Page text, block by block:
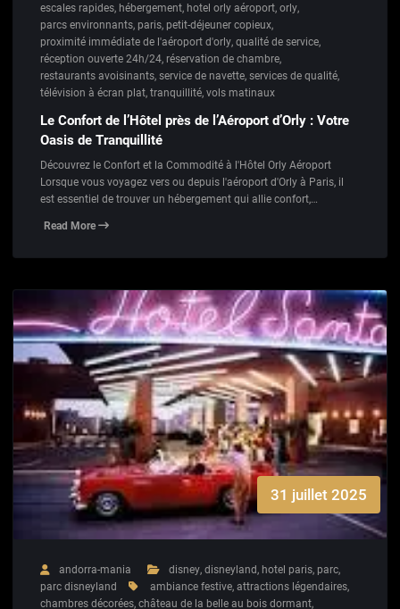
escales rapides, hébergement, hotel orly aéroport, orly,
parcs environnants, paris, petit-déjeuner copieux,
proximité immédiate de l'aéroport d'orly, qualité de service,
réception ouverte 24h/24, réservation de chambre,
restaurants avoisinants, service de navette, services de qualité,
télévision à écran plat, tranquillité, vols matinaux
Le Confort de l’Hôtel près de l’Aéroport d’Orly : Votre
Oasis de Tranquillité
Découvrez le Confort et la Commodité à l'Hôtel Orly Aéroport
Lorsque vous voyagez vers ou depuis l'aéroport d'Orly à Paris, il
est essentiel de trouver un hébergement qui allie confort,…
Read More
31 juillet 2025
andorra-mania disney, disneyland, hotel paris, parc,
parc disneyland
ambiance festive, attractions légendaires,
chambres décorées, château de la belle au bois dormant,